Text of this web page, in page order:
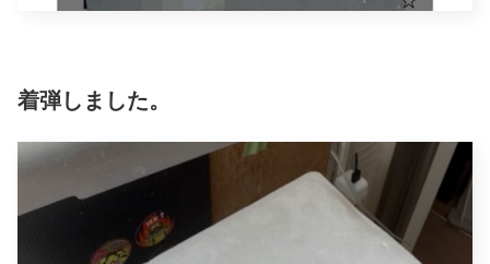
着弾しました。